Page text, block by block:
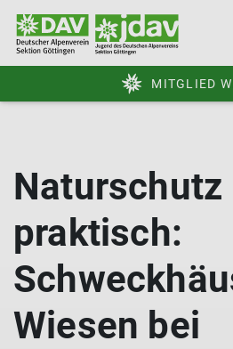
MITGLIED
Naturschutz
praktisch:
Wiesen bei